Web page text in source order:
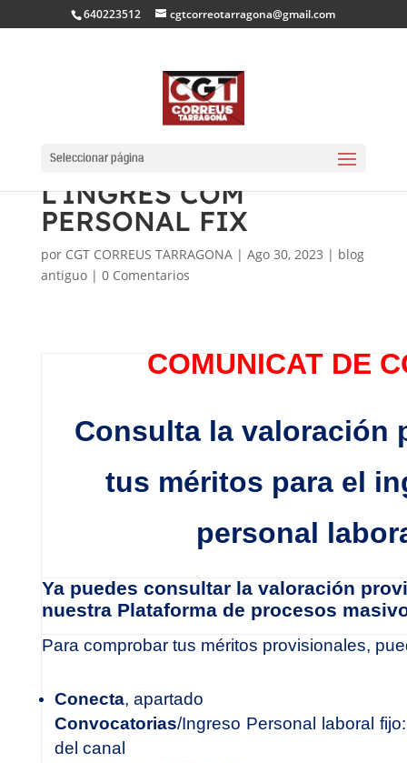
640223512 cgtcorreotarragona@gmail.com
Seleccionar página
PROVISIONALS PER
L’INGRÉS COM
PERSONAL FIX
por CGT CORREUS TARRAGONA| Ago 30, 2023 | blog
antiguo| 0 Comentarios
COMUNICAT DE
Consulta la valoración
tus méritos para el
personal
Ya puedes consultar la valoración
nuestra Plataforma de procesos
Para comprobar tus méritos provisionales,
Conecta, apartado
Convocatorias/Ingreso Personal laboral
del canal